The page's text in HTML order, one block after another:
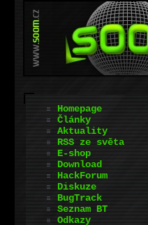
Homepage
Články
Aktuality
RSS ze světa
E-shop
Download
HackForum
Diskuze
BugTrack
Seznam BT
Odkazy